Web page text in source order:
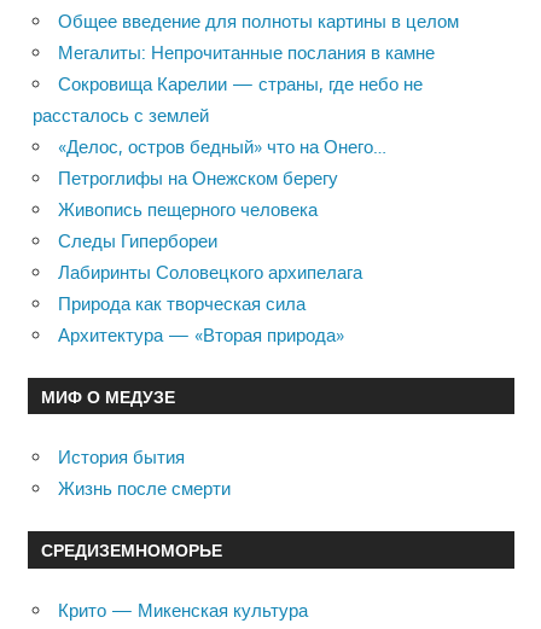
Общее введение для полноты картины в целом
Мегалиты: Непрочитанные послания в камне
Сокровища Карелии — страны, где небо не
рассталось с землей
«Делос, остров бедный» что на Онего…
Петроглифы на Онежском берегу
Живопись пещерного человека
Следы Гипербореи
Лабиринты Соловецкого архипелага
Природа как творческая сила
Архитектура — «Вторая природа»
МИФ О МЕДУЗЕ
История бытия
Жизнь после смерти
СРЕДИЗЕМНОМОРЬЕ
Крито — Микенская культура